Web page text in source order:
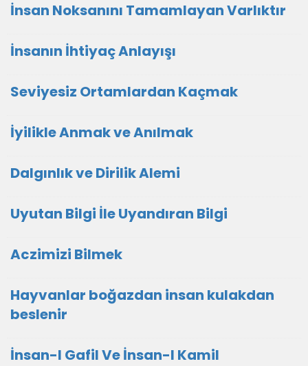
İnsan Noksanını Tamamlayan Varlıktır
İnsanın İhtiyaç Anlayışı
Seviyesiz Ortamlardan Kaçmak
İyilikle Anmak ve Anılmak
Dalgınlık ve Dirilik Alemi
Uyutan Bilgi İle Uyandıran Bilgi
Aczimizi Bilmek
Hayvanlar boğazdan insan kulakdan
beslenir
İnsan-I Gafil Ve İnsan-I Kamil